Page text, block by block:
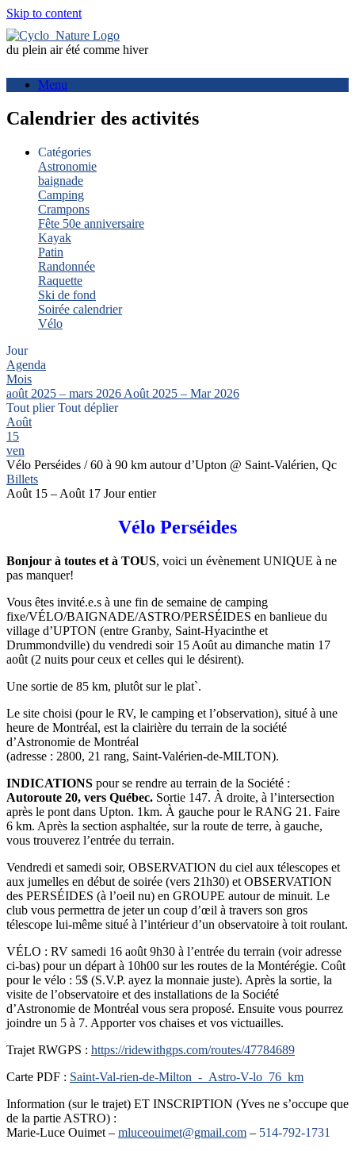
Skip to content
du plein air été comme hiver
Menu
Calendrier des activités
Catégories
Astronomie
baignade
Camping
Crampons
Fête 50e anniversaire
Kayak
Patin
Randonnée
Raquette
Ski de fond
Soirée calendrier
Vélo
Jour
Agenda
Mois
août 2025 – mars 2026 Août 2025 – Mar 2026
Tout plierTout déplier
Août
15
ven
Vélo Perséides / 60 à 90 km autour d’Upton @ Saint-Valérien, Qc
Billets
Août 15 – Août 17 Jour entier
Vélo Perséides
Bonjour à toutes et à TOUS, voici un évènement UNIQUE à ne
pas manquer!
Vous êtes invité.e.s à une fin de semaine de camping
fixe/VÉLO/BAIGNADE/ASTRO/PERSÉIDES en banlieue du
village d’UPTON (entre Granby, Saint-Hyacinthe et
Drummondville) du vendredi soir 15 Août au dimanche matin 17
août (2 nuits pour ceux et celles qui le désirent).
Une sortie de 85 km, plutôt sur le plat`.
Le site choisi (pour le RV, le camping et l’observation), situé à une
heure de Montréal, est la clairière du terrain de la société
d’Astronomie de Montréal
(adresse : 2800, 21 rang, Saint-Valérien-de-MILTON).
INDICATIONS pour se rendre au terrain de la Société :
Autoroute 20, vers Québec. Sortie 147. À droite, à l’intersection
après le pont dans Upton. 1km. À gauche pour le RANG 21. Faire
6 km. Après la section asphaltée, sur la route de terre, à gauche,
vous trouverez l’entrée du terrain.
Vendredi et samedi soir, OBSERVATION du ciel aux télescopes et
aux jumelles en début de soirée (vers 21h30) et OBSERVATION
des PERSÉIDES (à l’oeil nu) en GROUPE autour de minuit. Le
club vous permettra de jeter un coup d’œil à travers son gros
télescope lui-même situé à l’intérieur d’un observatoire à toit roulant.
VÉLO : RV samedi 16 août 9h30 à l’entrée du terrain (voir adresse
ci-bas) pour un départ à 10h00 sur les routes de la Montérégie. Coût
pour le vélo : 5$ (S.V.P. ayez la monnaie juste). Après la sortie, la
visite de l’observatoire et des installations de la Société
d’Astronomie de Montréal vous sera proposé. Ensuite vous pourrez
joindre un 5 à 7. Apporter vos chaises et vos victuailles.
Trajet RWGPS : https://ridewithgps.com/routes/47784689
Carte PDF : Saint-Val-rien-de-Milton_-_Astro-V-lo_76_km
Information (sur le trajet) ET INSCRIPTION (Yves ne s’occupe que
de la partie ASTRO) :
Marie-Luce Ouimet – mluceouimet@gmail.com – 514-792-1731